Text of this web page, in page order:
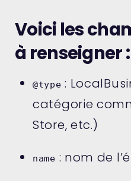
Voici les
à renseigner :
@type :
catégorie
Store, etc.)
name : nom de